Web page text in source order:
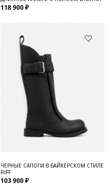
118 900 ₽
ЧЕРНЫЕ САПОГИ В БАЙКЕРСКОМ СТИЛЕ
RIFF
103 900 ₽